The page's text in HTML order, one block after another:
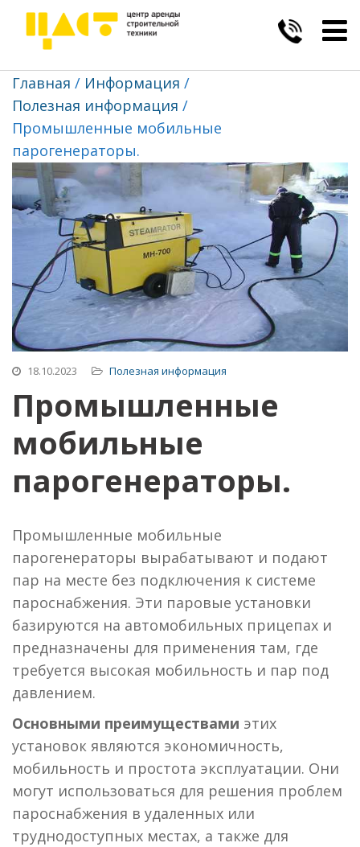
Главная
Информация
Полезная информация
Промышленные мобильные
парогенераторы.
18.10.2023 Полезная информация
Промышленные
мобильные
парогенераторы.
Промышленные мобильные
парогенераторы вырабатывают и подают
пар на месте без подключения к системе
пароснабжения. Эти паровые установки
базируются на автомобильных прицепах и
предназначены для применения там, где
требуется высокая мобильность и пар под
давлением.
Основными преимуществами этих
установок являются экономичность,
мобильность и простота эксплуатации. Они
могут использоваться для решения проблем
пароснабжения в удаленных или
труднодоступных местах, а также для